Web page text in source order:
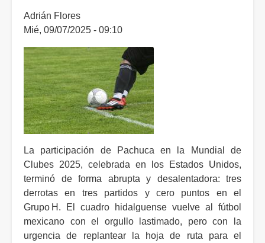
a
la
Final
del
Mundial
de
Clubes
Adrián Flores
Mié, 09/07/2025 - 09:10
La participación de Pachuca en la Mundial de
Clubes 2025, celebrada en los Estados Unidos,
terminó de forma abrupta y desalentadora: tres
derrotas en tres partidos y cero puntos en el
Grupo H. El cuadro hidalguense vuelve al fútbol
mexicano con el orgullo lastimado, pero con la
urgencia de replantear la hoja de ruta para el